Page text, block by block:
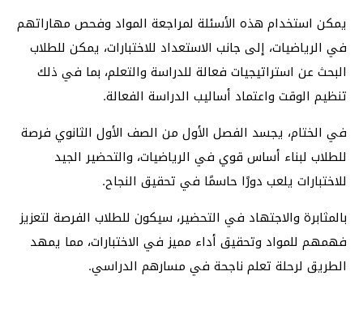
يمكن استخدام هذه الأسئلة لمراجعة المواد وفحص مهاراتهم
في الرياضيات، إلى جانب الاستعداد للاختبارات، يمكن للطلاب
البحث عن استراتيجيات فعالة للدراسة والتعلم، بما في ذلك
تنظيم الوقت واعتماد أساليب الدراسة الفعالة.
في الختام، يجسد الفصل الأول من الصف الأول الثانوي فرصة
للطلاب لبناء أساس قوي في الرياضيات، والتحضير الجيد
للاختبارات يلعب دورًا حاسمًا في تحقيق النجاح.
بالمثابرة والاجتهاد في التحضير، سيكون للطلاب الفرصة لتعزيز
فهمهم للمواد وتحقيق أداء مميز في الاختبارات، مما يمهد
الطريق لرحلة تعلم ناجحة في مسارهم الدراسي.